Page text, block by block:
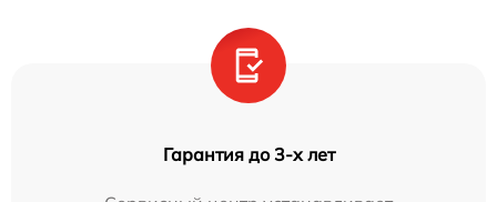
Гарантия до 3-х лет